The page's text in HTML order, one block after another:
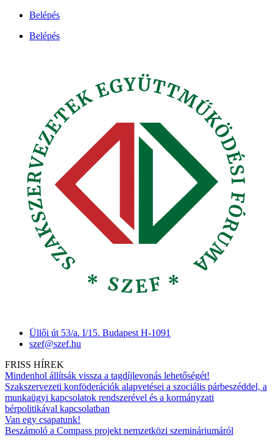
Ugrás
tartalomhoz
Belépés
Belépés
Üllői út 53/a. I/15. Budapest H-1091
szef@szef.hu
FRISS HÍREK
Mindenhol állítsák vissza a tagdíjlevonás lehetőségét!
Szakszervezeti konföderációk alapvetései a szociális párbeszéddel, a
munkaügyi kapcsolatok rendszerével és a kormányzati
bérpolitikával kapcsolatban
Van egy csapatunk!
Beszámoló a Compass projekt nemzetközi szemináriumáról